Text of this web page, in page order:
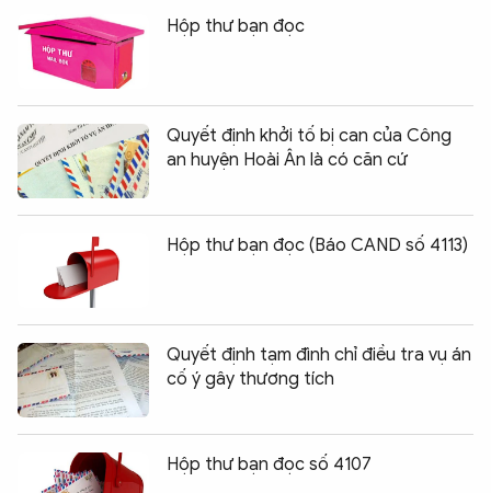
Hộp thư bạn đọc
Quyết định khởi tố bị can của Công
an huyện Hoài Ân là có căn cứ
Hộp thư bạn đọc (Báo CAND số 4113)
Quyết định tạm đình chỉ điều tra vụ án
cố ý gây thương tích
Hộp thư bạn đọc số 4107